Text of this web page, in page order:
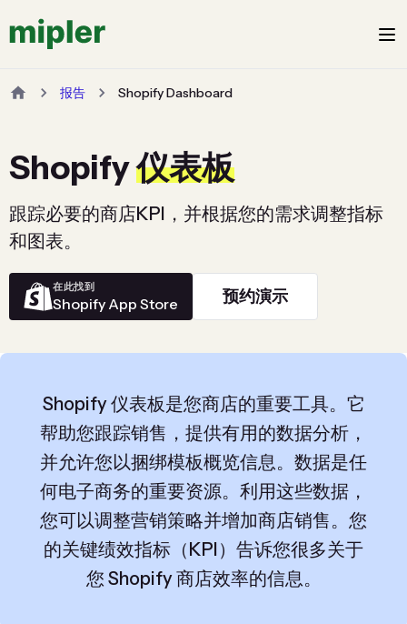
报告 Shopify Dashboard
Shopify仪表板
跟踪必要的商店KPI，并根据您的需求调整指标
和图表。
在此找到
Shopify App Store 预约演示
Shopify 仪表板是您商店的重要工具。它
帮助您跟踪销售，提供有用的数据分析，
并允许您以捆绑模板概览信息。数据是任
何电子商务的重要资源。利用这些数据，
您可以调整营销策略并增加商店销售。您
的关键绩效指标（KPI）告诉您很多关于
您 Shopify 商店效率的信息。